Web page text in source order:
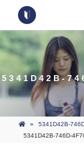
5341D42B-
» 5341D42B-
5341D42B-746D-